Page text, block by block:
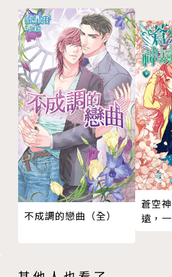
尚哉的耳朵卻突然出現異狀?!
另一方面，高槻充滿謎團的過去
作者簡介
澤村御影
出身並現居於神奈川縣橫濱市的
榮獲第2回角川文庫キャラクター
項的《吸血鬼作家的異搜事件簿》
系列化，為3集作品。
譯者簡介
不成調的戀曲（全）
蒼空
遠，